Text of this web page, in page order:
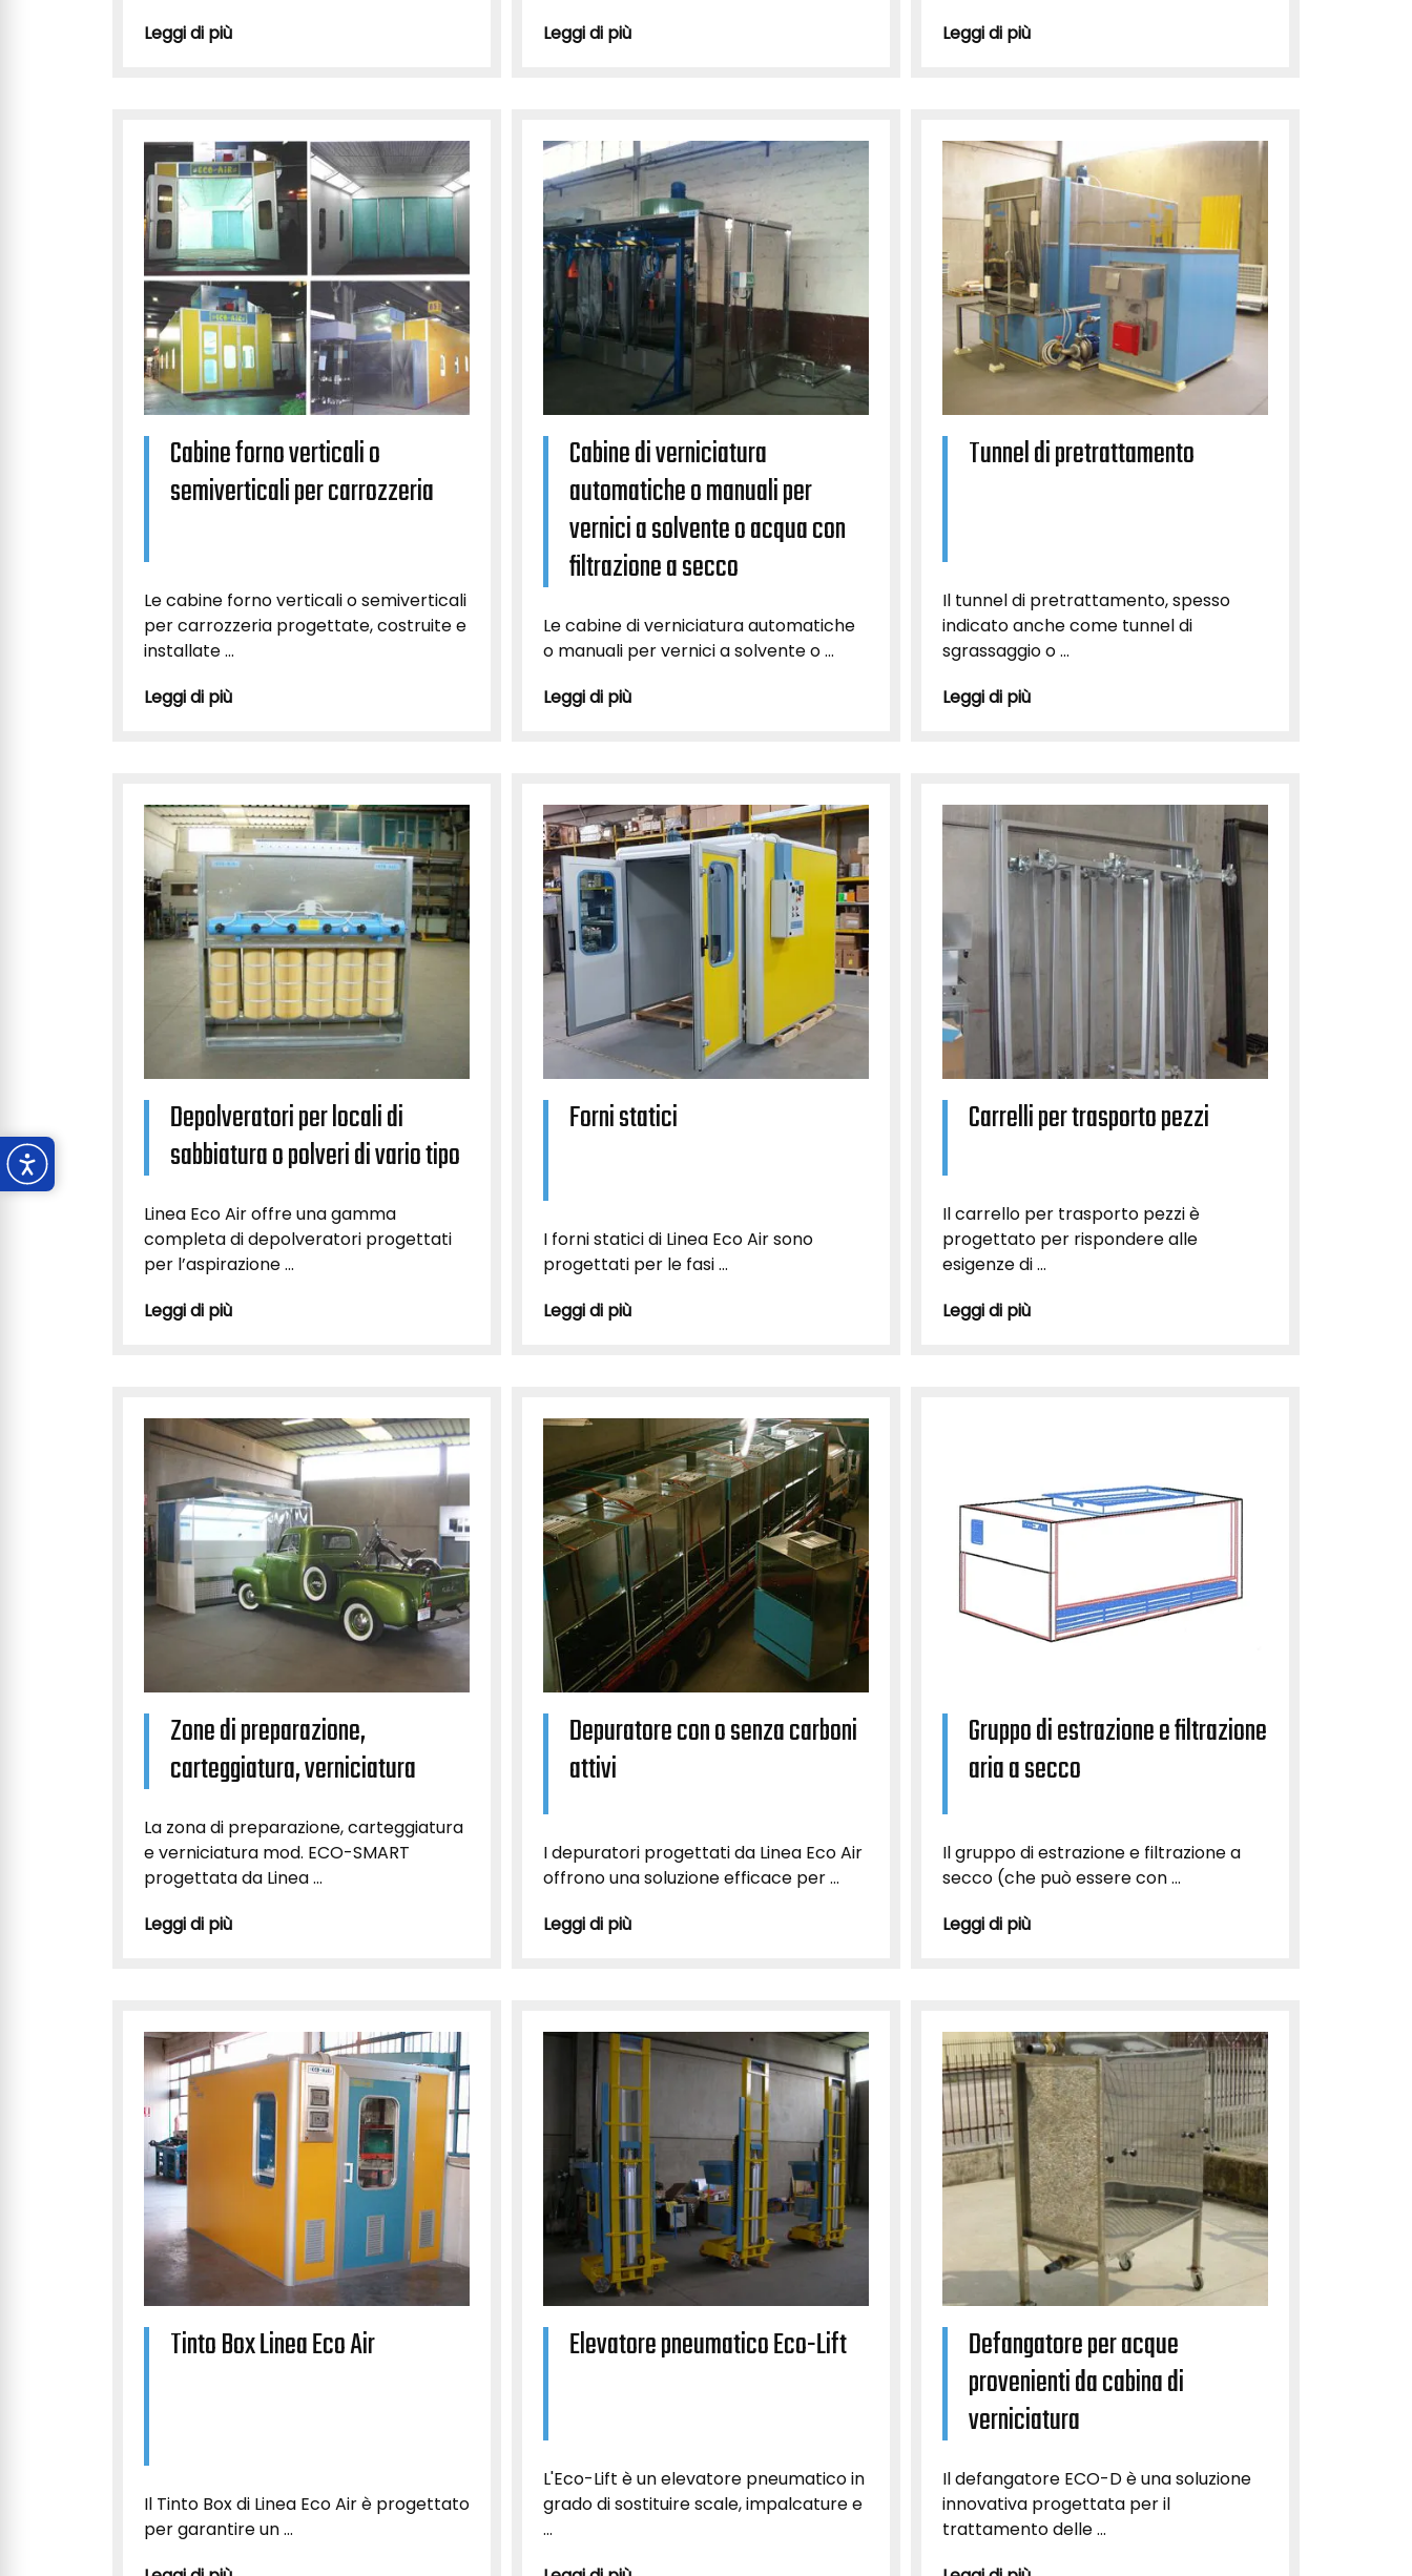
Leggi di più
Leggi di più
Leggi di più
Cabine forno verticali o
semiverticali per carrozzeria
Le cabine forno verticali o semiverticali
per carrozzeria progettate, costruite e
installate ...
Leggi di più
Cabine di verniciatura
automatiche o manuali per
vernici a solvente o acqua con
filtrazione a secco
Le cabine di verniciatura automatiche
o manuali per vernici a solvente o ...
Leggi di più
Tunnel di pretrattamento
Il tunnel di pretrattamento, spesso
indicato anche come tunnel di
sgrassaggio o ...
Leggi di più
Depolveratori per locali di
sabbiatura o polveri di vario tipo
Linea Eco Air offre una gamma
completa di depolveratori progettati
per l’aspirazione ...
Leggi di più
Forni statici
I forni statici di Linea Eco Air sono
progettati per le fasi ...
Leggi di più
Carrelli per trasporto pezzi
Il carrello per trasporto pezzi è
progettato per rispondere alle
esigenze di ...
Leggi di più
Zone di preparazione,
carteggiatura, verniciatura
La zona di preparazione, carteggiatura
e verniciatura mod. ECO-SMART
progettata da Linea ...
Leggi di più
Depuratore con o senza carboni
attivi
I depuratori progettati da Linea Eco Air
offrono una soluzione efficace per ...
Leggi di più
Gruppo di estrazione e filtrazione
aria a secco
Il gruppo di estrazione e filtrazione a
secco (che può essere con ...
Leggi di più
Tinto Box Linea Eco Air
Il Tinto Box di Linea Eco Air è progettato
per garantire un ...
Elevatore pneumatico Eco-Lift
L'Eco-Lift è un elevatore pneumatico in
grado di sostituire scale, impalcature e
...
Defangatore per acque
provenienti da cabina di
verniciatura
Il defangatore ECO-D è una soluzione
innovativa progettata per il
trattamento delle ...